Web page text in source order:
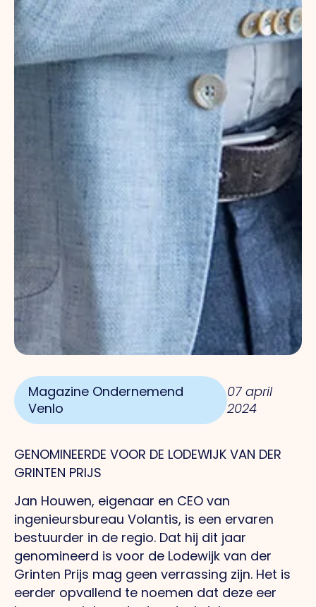
Magazine Ondernemend
Venlo
07 april
2024
GENOMINEERDE VOOR DE LODEWIJK VAN DER
GRINTEN PRIJS
Jan Houwen, eigenaar en CEO van
ingenieursbureau Volantis, is een ervaren
bestuurder in de regio. Dat hij dit jaar
genomineerd is voor de Lodewijk van der
Grinten Prijs mag geen verrassing zijn. Het is
eerder opvallend te noemen dat deze eer